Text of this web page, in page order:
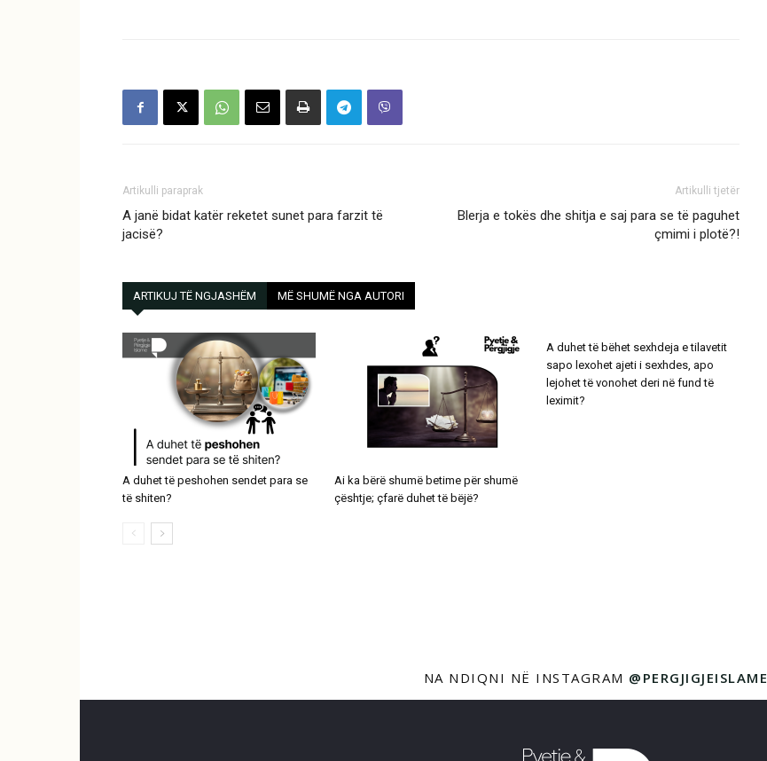
Artikulli paraprak
A janë bidat katër reketet sunet para farzit të
jacisë?
Artikulli tjetër
Blerja e tokës dhe shitja e saj para se të paguhet
çmimi i plotë?!
ARTIKUJ TË NGJASHËM MË SHUMË NGA AUTORI
A duhet të peshohen sendet para se
të shiten?
Ai ka bërë shumë betime për shumë
çështje; çfarë duhet të bëjë?
A duhet të bëhet sexhdeja e tilavetit
sapo lexohet ajeti i sexhdes, apo
lejohet të vonohet deri në fund të
leximit?
NA NDIQNI NË INSTAGRAM @PERGJIGJEISLAME